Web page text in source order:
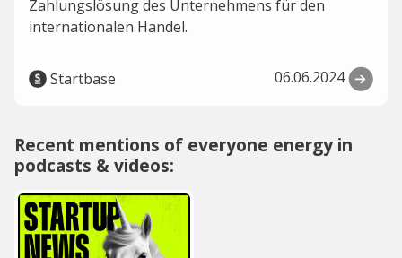
Zahlungslösung des Unternehmens für den
internationalen Handel.
Startbase 06.06.2024
Recent mentions of everyone energy in
podcasts & videos: